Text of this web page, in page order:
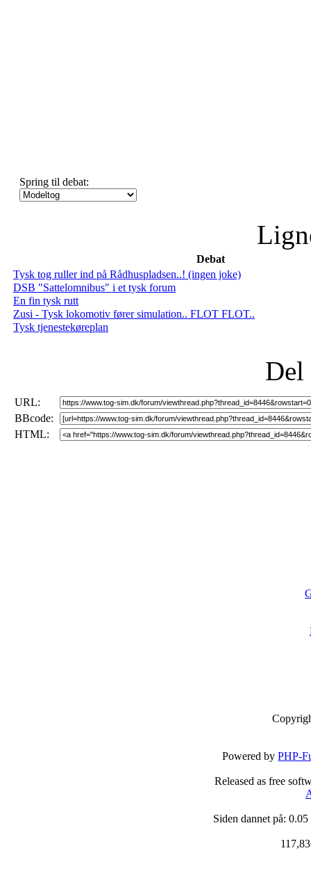
Spring til debat:
Debat
Tysk tog ruller ind på Rådhuspladsen..! (ingen joke)
DSB "Sattelomnibus" i et tysk forum
En fin tysk rutt
Zusi - Tysk lokomotiv fører simulation.. FLOT FLOT..
Tysk tjenestekøreplan
Del
URL:
BBcode:
HTML:
Powered byPHP-
Released as free
Siden dannet på: